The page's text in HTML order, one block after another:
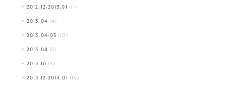
2012.12-2013.01 (11)
2013.04 (4)
2013.04-05 (10)
2013.08 (5)
2013.10 (4)
2013.12-2014.01 (10)